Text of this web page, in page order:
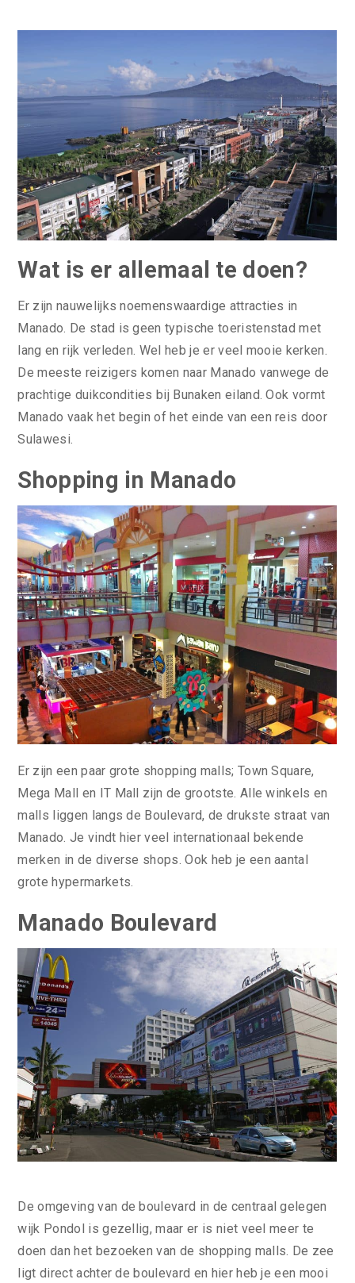
Wat is er allemaal te doen?
Er zijn nauwelijks noemenswaardige attracties in
Manado. De stad is geen typische toeristenstad met
lang en rijk verleden. Wel heb je er veel mooie kerken.
De meeste reizigers komen naar Manado vanwege de
prachtige duikcondities bij Bunaken eiland. Ook vormt
Manado vaak het begin of het einde van een reis door
Sulawesi.
Shopping in Manado
Er zijn een paar grote shopping malls; Town Square,
Mega Mall en IT Mall zijn de grootste. Alle winkels en
malls liggen langs de Boulevard, de drukste straat van
Manado. Je vindt hier veel internationaal bekende
merken in de diverse shops. Ook heb je een aantal
grote hypermarkets.
Manado Boulevard
De omgeving van de boulevard in de centraal gelegen
wijk Pondol is gezellig, maar er is niet veel meer te
doen dan het bezoeken van de shopping malls. De zee
ligt direct achter de boulevard en hier heb je een mooi